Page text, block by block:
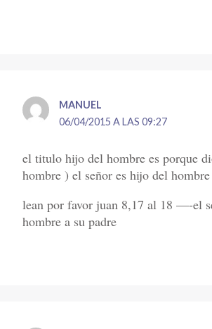
MANUEL
06/04/2015 A LAS 09:27
el titulo hijo del hombre es porque
hombre ) el señor es hijo del hombre
lean por favor juan 8,17 al 18 —-el
hombre a su padre